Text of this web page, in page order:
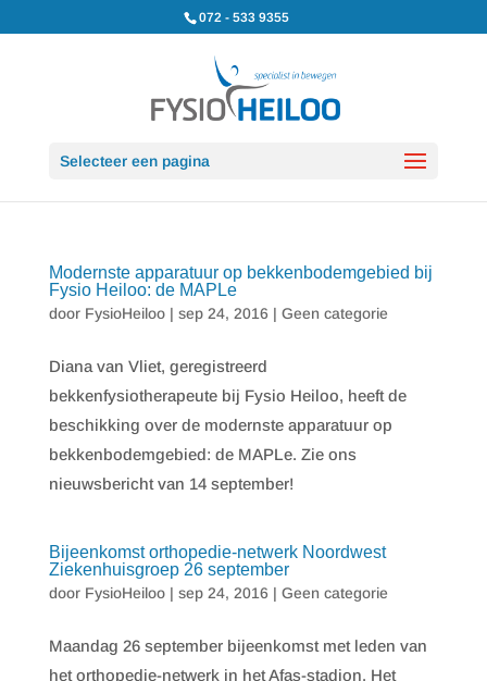
072 - 533 9355
Selecteer een pagina
Modernste apparatuur op bekkenbodemgebied bij
Fysio Heiloo: de MAPLe
door FysioHeiloo| sep 24, 2016 | Geen categorie
Diana van Vliet, geregistreerd
bekkenfysiotherapeute bij Fysio Heiloo, heeft de
beschikking over de modernste apparatuur op
bekkenbodemgebied: de MAPLe. Zie ons
nieuwsbericht van 14 september!
Bijeenkomst orthopedie-netwerk Noordwest
Ziekenhuisgroep 26 september
door FysioHeiloo| sep 24, 2016 | Geen categorie
Maandag 26 september bijeenkomst met leden van
het orthopedie-netwerk in het Afas-stadion. Het